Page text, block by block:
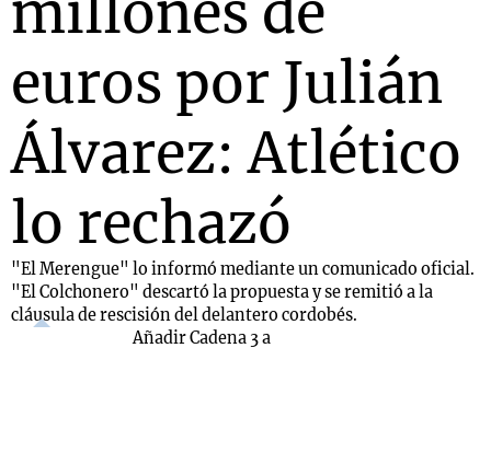
euros por Julián
Álvarez: Atlético
lo rechazó
"El Merengue" lo informó mediante un comunicado oficial.
"El Colchonero" descartó la propuesta y se remitió a la
cláusula de rescisión del delantero cordobés.
Añadir Cadena 3 a